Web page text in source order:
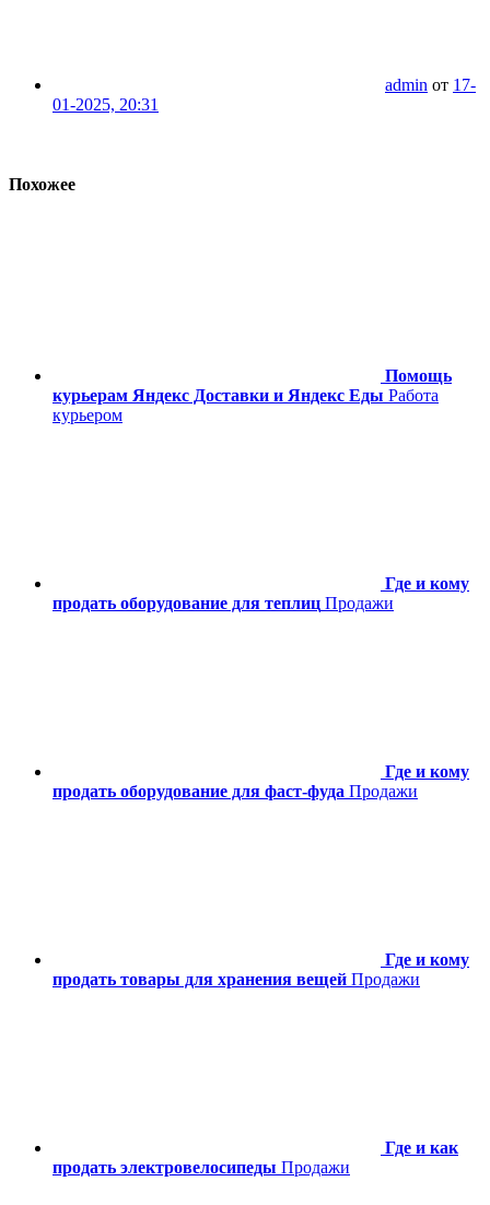
admin от 17-
01-2025, 20:31
Похожее
Помощь
курьерам Яндекс Доставки и Яндекс Еды Работа
курьером
Где и кому
продать оборудование для теплиц Продажи
Где и кому
продать оборудование для фаст-фуда Продажи
Где и кому
продать товары для хранения вещей Продажи
Где и как
продать электровелосипеды Продажи